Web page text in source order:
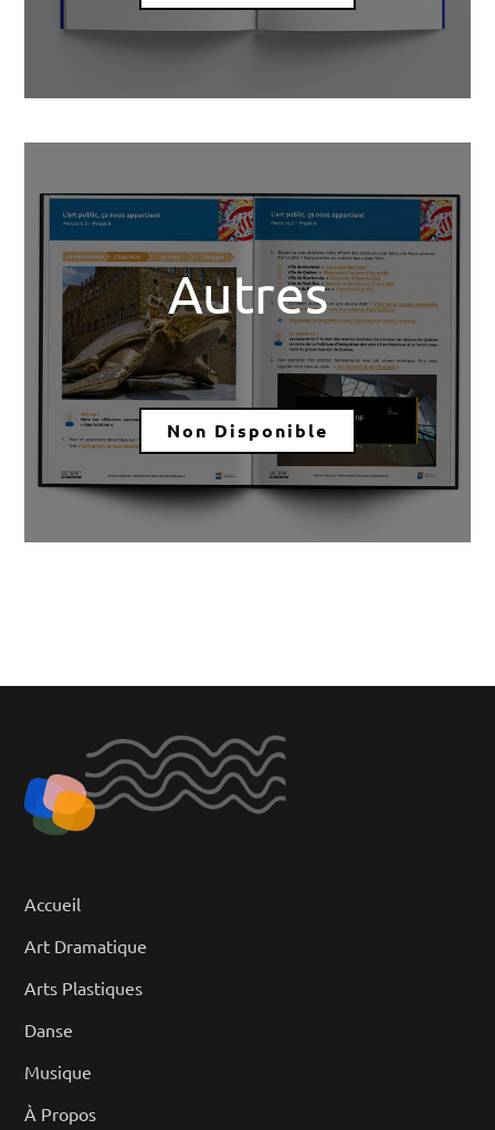
Autres
Non Disponible
Accueil
Art Dramatique
Arts Plastiques
Danse
Musique
À Propos